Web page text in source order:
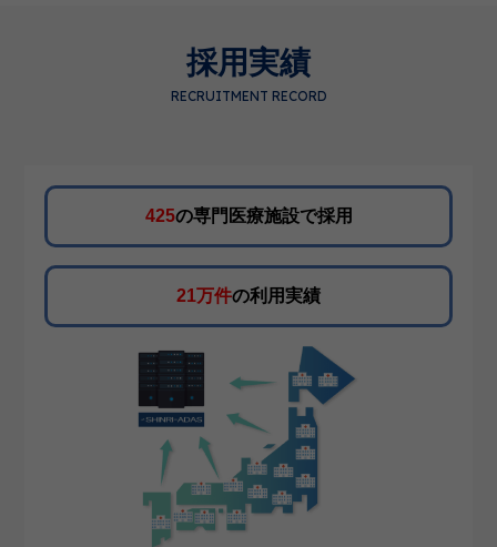
採用実績
RECRUITMENT RECORD
425の専門医療施設で採用
21万件の利用実績